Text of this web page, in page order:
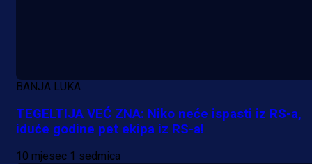
Muharemović se ozbiljno nameće
Leedsu: Nova dobra partija bh.
BANJA LUKA
TEGELTIJA VEĆ ZNA: Niko neće ispasti iz RS-a,
iduće godine pet ekipa iz RS-a!
10 mjesec 1 sedmica